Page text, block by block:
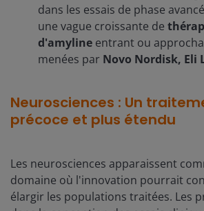
dans les essais de phase
une vague croissante de
d'amyline entrant ou
menées par Novo Nordisk, Eli
Neurosciences : Un
précoce et plus étendu
Les neurosciences apparaissent
domaine où l'innovation pourrait
élargir les populations traitées. Les